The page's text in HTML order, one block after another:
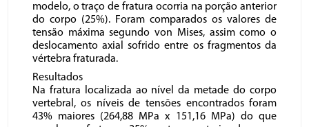
modelo, o traço de fratura ocorria na porção anterior
do corpo (25%). Foram comparados os valores de
tensão máxima segundo von Mises, assim como o
deslocamento axial sofrido entre os fragmentos da
vértebra fraturada.
Resultados
Na fratura localizada ao nível da metade do corpo
vertebral, os níveis de tensões encontrados foram
43% maiores (264,88 MPa x 151,16 MPa) do que